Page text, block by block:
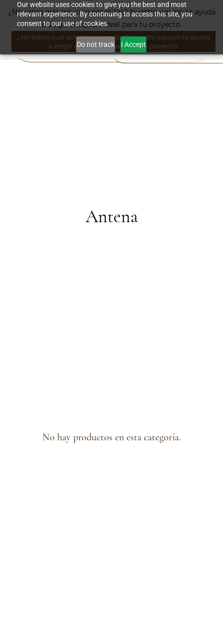
Our website uses cookies to give you the best and most
relevant experience. By continuing to access this site, you
consent to our use of cookies.
Do not track I Accept
Skip to
main
content
Antena
No hay productos en esta categoría.
¿No sabes qué solución necesitas? Nuestro equipo te ayuda
a elegir el equipo ideal para tu proyecto.
¿No sabes qué solución necesitas? Nuestro equipo te ayuda
a elegir el equipo ideal para tu proyecto.